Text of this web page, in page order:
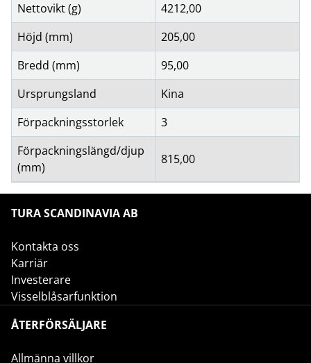
Nettovikt (g)
4212,00
Höjd (mm)
205,00
Bredd (mm)
95,00
Ursprungsland
Kina
Förpackningsstorlek
3
Förpackningslängd/djup
(mm)
815,00
TURA SCANDINAVIA AB
Kontakta oss
Karriär
Investerare
Visselblåsarfunktion
ÅTERFÖRSÄLJARE
Allmänna villkor